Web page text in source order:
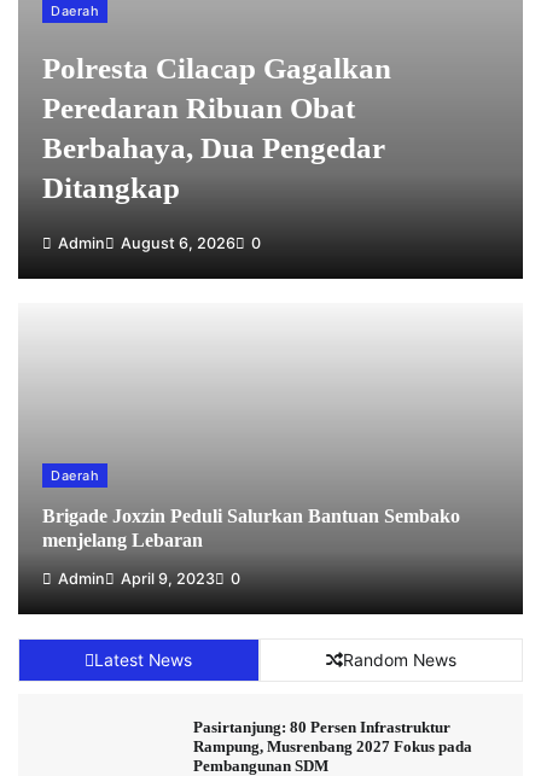
Daerah
Brigade Joxzin Peduli Salurkan Bantuan Sembako
menjelang Lebaran
Admin April 9, 2023 0
Daerah
Polresta Cilacap Gagalkan
Peredaran Ribuan Obat
Berbahaya, Dua Pengedar
Ditangkap
Admin August 6, 2026 0
Latest News Random News
Pasirtanjung: 80 Persen Infrastruktur
Rampung, Musrenbang 2027 Fokus pada
Pembangunan SDM